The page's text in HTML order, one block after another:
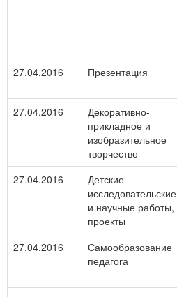
27.04.2016 Презентация
27.04.2016
Декоративно-
прикладное и
изобразительное
творчество
27.04.2016
Детские
исследовательские
и научные работы,
проекты
27.04.2016
Самообразование
педагога